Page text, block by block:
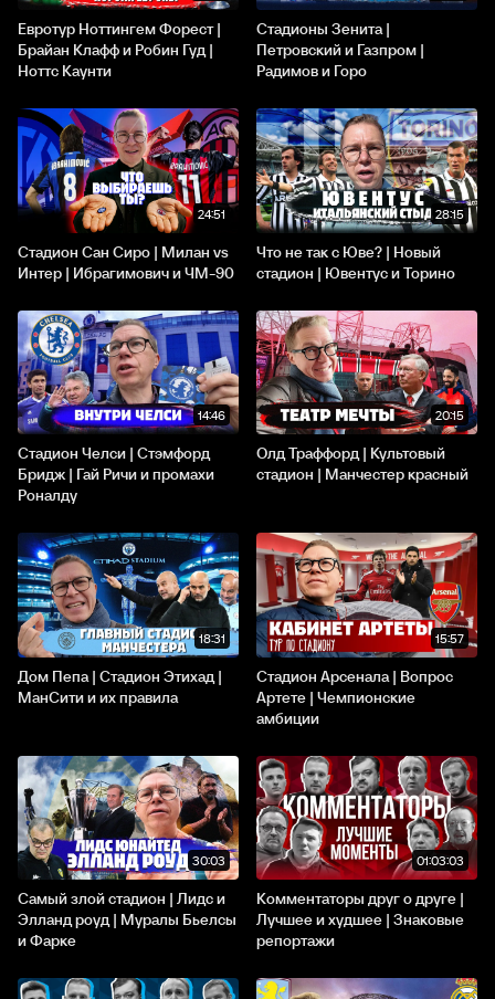
Евротур Ноттингем Форест |
Брайан Клафф и Робин Гуд |
Ноттс Каунти
Стадионы Зенита |
Петровский и Газпром |
Радимов и Горо
24:51
Стадион Сан Сиро | Милан vs
Интер | Ибрагимович и ЧМ-90
28:15
Что не так с Юве? | Новый
стадион | Ювентус и Торино
14:46
Стадион Челси | Стэмфорд
Бридж | Гай Ричи и промахи
Роналду
20:15
Олд Траффорд | Культовый
стадион | Манчестер красный
18:31
Дом Пепа | Стадион Этихад |
МанСити и их правила
15:57
Стадион Арсенала | Вопрос
Артете | Чемпионские
амбиции
30:03
Самый злой стадион | Лидс и
Элланд роуд | Муралы Бьелсы
и Фарке
01:03:03
Комментаторы друг о друге |
Лучшее и худшее | Знаковые
репортажи